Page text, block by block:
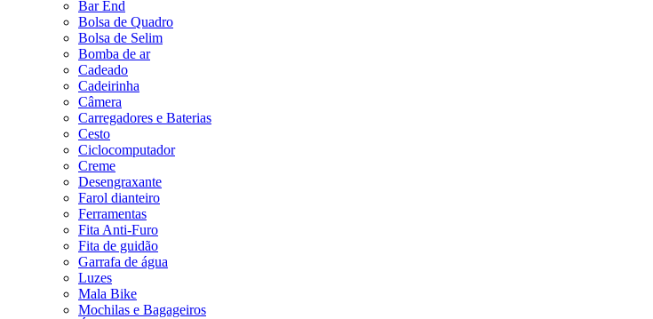
Bar End
Bolsa de Quadro
Bolsa de Selim
Bomba de ar
Cadeado
Cadeirinha
Câmera
Carregadores e Baterias
Cesto
Ciclocomputador
Creme
Desengraxante
Farol dianteiro
Ferramentas
Fita Anti-Furo
Fita de guidão
Garrafa de água
Luzes
Mala Bike
Mochilas e Bagageiros